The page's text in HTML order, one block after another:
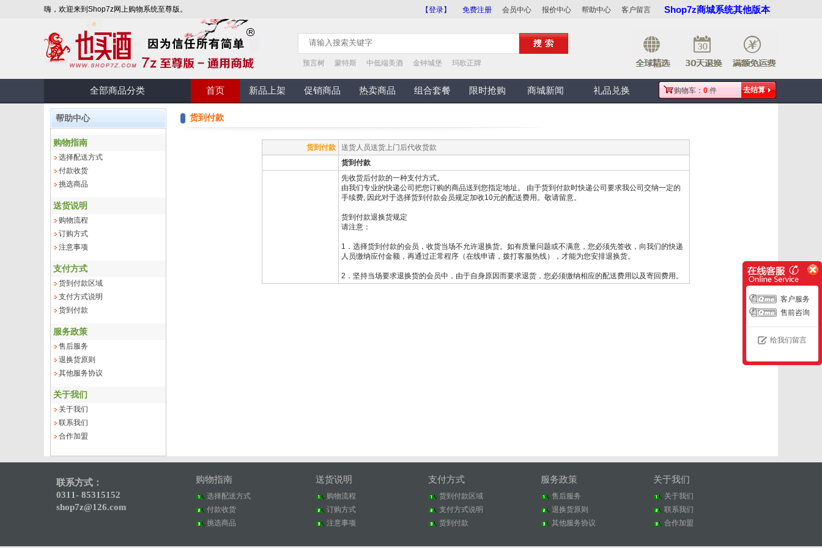
嗨，欢迎来到Shop7z网上购物系统至尊版。 【登录】 免费注册 会员中心 报价中心 帮助中心 客户留言 Shop7z商城系统其他版本
预言树 蒙特斯 中低端美酒 金钟城堡 玛歌正牌
全部商品分类 首页 新品上架 促销商品 热卖商品 组合套餐 限时抢购 商城新闻 礼品兑换 去结算
购物车： 0 件
帮助中心
购物指南
选择配送方式
付款收货
挑选商品
送货说明
购物流程
订购方式
注意事项
支付方式
货到付款区域
支付方式说明
货到付款
服务政策
售后服务
退换货原则
其他服务协议
关于我们
关于我们
联系我们
合作加盟
货到付款
货到付款
送货人员送货上门后代收货款
货到付款
先收货后付款的一种支付方式。
由我们专业的快递公司把您订购的商品送到您指定地址。 由于货到付款时快递公司要求我公司交纳一定的
手续费, 因此对于选择货到付款会员规定加收10元的配送费用。敬请留意。
货到付款退换货规定
请注意：
1．选择货到付款的会员，收货当场不允许退换货。如有质量问题或不满意，您必须先签收，向我们的快递
人员缴纳应付金额，再通过正常程序（在线申请，拨打客服热线），才能为您安排退换货。
2．坚持当场要求退换货的会员中，由于自身原因而要求退货，您必须缴纳相应的配送费用以及寄回费用。
联系方式：
0311- 85315152
shop7z@126.com
购物指南
选择配送方式
付款收货
挑选商品
送货说明
购物流程
订购方式
注意事项
支付方式
货到付款区域
支付方式说明
货到付款
服务政策
售后服务
退换货原则
其他服务协议
关于我们
关于我们
联系我们
合作加盟
客户服务
售前咨询
给我们留言